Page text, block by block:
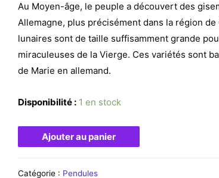
Au Moyen-âge, le peuple a découvert des
Allemagne, plus précisément dans la région
lunaires sont de taille suffisamment grande
miraculeuses de la Vierge. Ces variétés sont
de Marie en allemand.
Disponibilité : 1 en stock
Ajouter au panier
Catégorie : Pendules